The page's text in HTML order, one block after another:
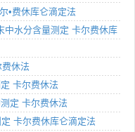
•费休库仑滴定法
中水分含量测定 卡尔费休库
休法
卡尔费休法
定 卡尔费休法
卡尔费休库仑滴定法